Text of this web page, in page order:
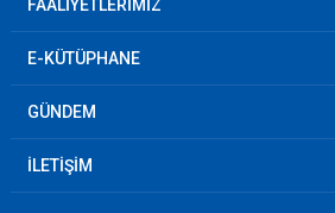
FAALİYETLERİMİZ
E-KÜTÜPHANE
GÜNDEM
İLETİŞİM